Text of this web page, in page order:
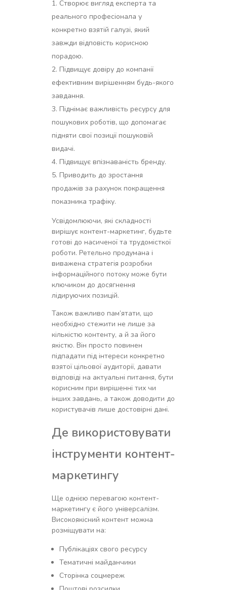
Створює вигляд експерта та
реального професіонала у
конкретно взятій галузі, який
завжди відповість корисною
порадою.
Підвищує довіру до компанії
ефективним вирішенням будь-якого
завдання.
Піднімає важливість ресурсу для
пошукових роботів, що допомагає
підняти свої позиції пошуковій
видачі.
Підвищує впізнаваність бренду.
Приводить до зростання
продажів за рахунок покращення
показника трафіку.
Усвідомлюючи, які складності
вирішує контент-маркетинг, будьте
готові до насиченої та трудомісткої
роботи. Ретельно продумана і
виважена стратегія розробки
інформаційного потоку може бути
ключиком до досягнення
лідируючих позицій.
Також важливо пам’ятати, що
необхідно стежити не лише за
кількістю контенту, а й за його
якістю. Він просто повинен
підпадати під інтереси конкретно
взятої цільової аудиторії, давати
відповіді на актуальні питання, бути
корисним при вирішенні тих чи
інших завдань, а також доводити до
користувачів лише достовірні дані.
Де використовувати
інструменти контент-
маркетингу
Ще однією перевагою контент-
маркетингу є його універсалізм.
Високоякісний контент можна
розміщувати на:
Публікаціях свого ресурсу
Тематичні майданчики
Сторінка соцмереж